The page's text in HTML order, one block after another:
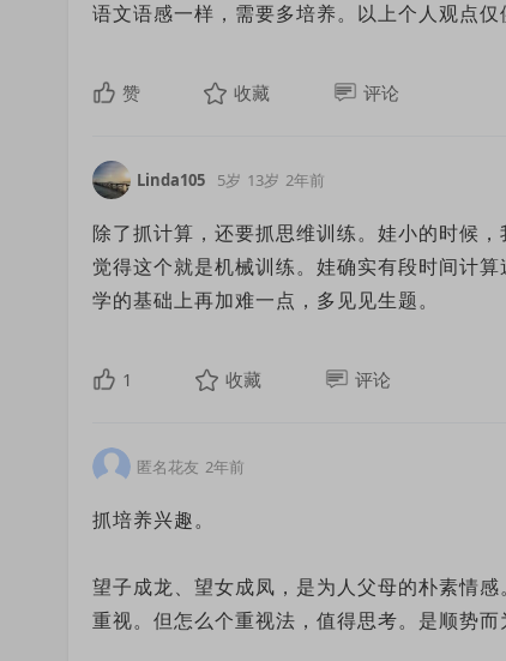
语文语感一样，需要多培养。以上个人观点仅
赞 收藏 评论
Linda105 5岁 13岁 2年前
除了抓计算，还要抓思维训练。娃小的时候
觉得这个就是机械训练。娃确实有段时间计
学的基础上再加难一点，多见见生题。
1 收藏 评论
匿名花友 2年前
抓培养兴趣。
望子成龙、望女成凤，是为人父母的朴素情
重视。但怎么个重视法，值得思考。是顺势